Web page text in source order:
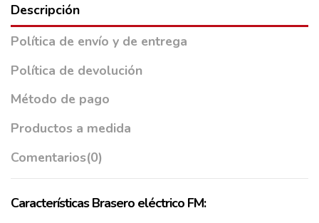
Descripción
Política de envío y de entrega
Política de devolución
Método de pago
Productos a medida
Comentarios(0)
Características Brasero eléctrico FM: